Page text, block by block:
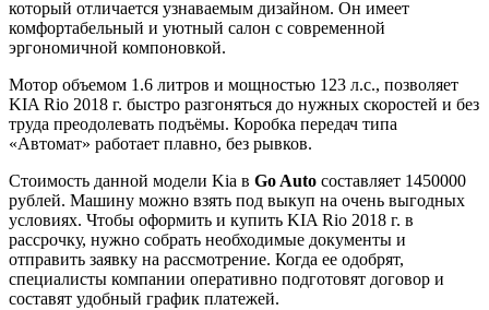
который отличается узнаваемым дизайном. Он имеет
комфортабельный и уютный салон с современной
эргономичной компоновкой.
Мотор объемом 1.6 литров и мощностью 123 л.с., позволяет
KIA Rio 2018 г. быстро разгоняться до нужных скоростей и без
труда преодолевать подъёмы. Коробка передач типа
«Автомат» работает плавно, без рывков.
Стоимость данной модели Kia в Go Auto составляет 1450000
рублей. Машину можно взять под выкуп на очень выгодных
условиях. Чтобы оформить и купить KIA Rio 2018 г. в
рассрочку, нужно собрать необходимые документы и
отправить заявку на рассмотрение. Когда ее одобрят,
специалисты компании оперативно подготовят договор и
составят удобный график платежей.